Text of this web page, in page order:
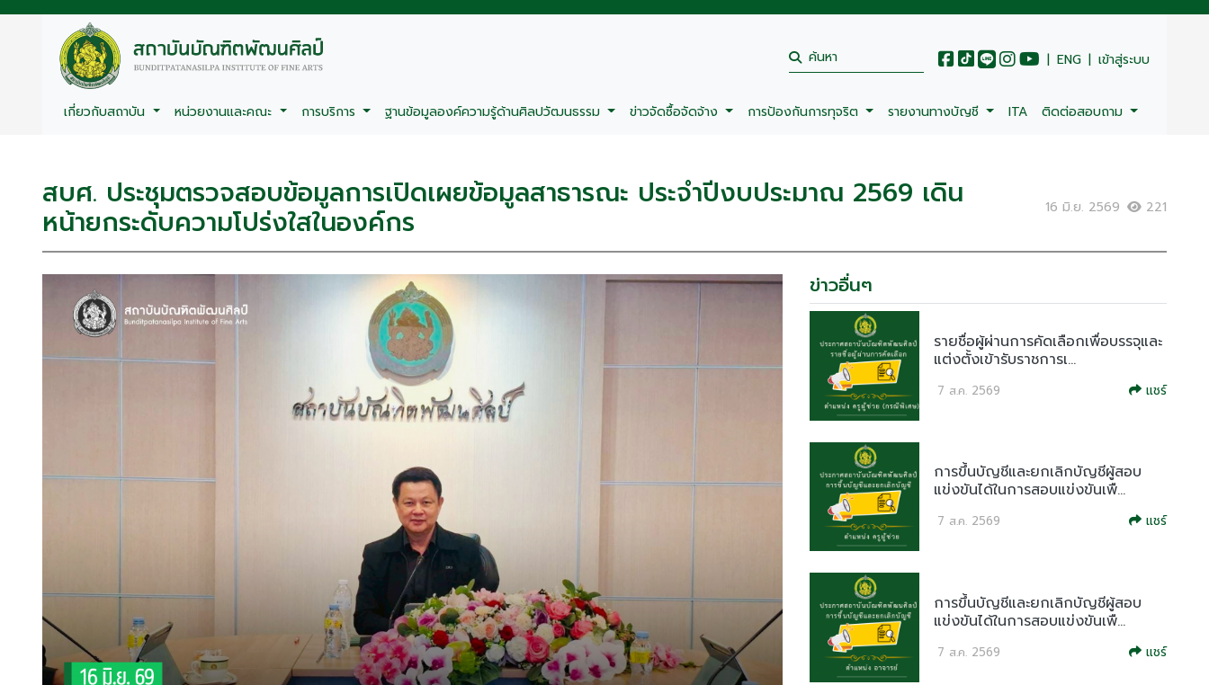
| ENG | เข้าสู่ระบบ
เกี่ยวกับสถาบัน หน่วยงานและคณะ การบริการ ฐานข้อมูลองค์ความรู้ด้านศิลปวัฒนธรรม ข่าวจัดซื้อจัดจ้าง การป้องกันการทุจริต รายงานทางบัญชี ITA ติดต่อสอบถาม
สบศ. ประชุมตรวจสอบข้อมูลการเปิดเผยข้อมูลสาธารณะ ประจำปีงบประมาณ 2569 เดิน
หน้ายกระดับความโปร่งใสในองค์กร 16 มิ.ย. 2569 221
ข่าวอื่นๆ
รายชื่อผู้ผ่านการคัดเลือกเพื่อบรรจุและ
แต่งตั้งเข้ารับราชการเ...
7 ส.ค. 2569 แชร์
การขึ้นบัญชีและยกเลิกบัญชีผู้สอบ
แข่งขันได้ในการสอบแข่งขันเพื...
7 ส.ค. 2569 แชร์
การขึ้นบัญชีและยกเลิกบัญชีผู้สอบ
แข่งขันได้ในการสอบแข่งขันเพื...
7 ส.ค. 2569 แชร์